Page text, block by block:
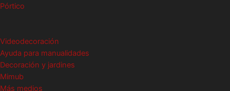
Pórtico
Videodecoración
Ayuda para manualidades
Decoración y jardines
Mimub
Más medios